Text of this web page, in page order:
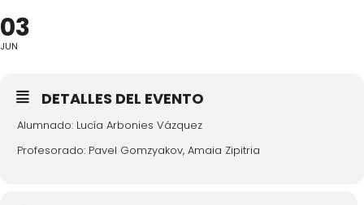
03
JUN
DETALLES DEL EVENTO
Alumnado: Lucía Arbonies Vázquez
Profesorado: Pavel Gomzyakov, Amaia Zipitria